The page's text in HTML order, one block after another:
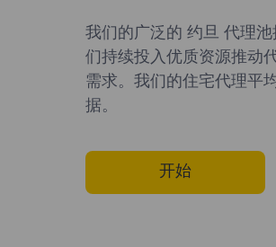
我们的广泛的 约旦 代理
们持续投入优质资源推动
需求。我们的住宅代理平
据。
开始